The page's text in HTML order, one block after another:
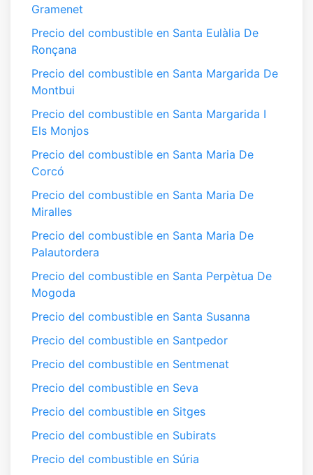
Gramenet
Precio del combustible en Santa Eulàlia De
Ronçana
Precio del combustible en Santa Margarida De
Montbui
Precio del combustible en Santa Margarida I
Els Monjos
Precio del combustible en Santa Maria De
Corcó
Precio del combustible en Santa Maria De
Miralles
Precio del combustible en Santa Maria De
Palautordera
Precio del combustible en Santa Perpètua De
Mogoda
Precio del combustible en Santa Susanna
Precio del combustible en Santpedor
Precio del combustible en Sentmenat
Precio del combustible en Seva
Precio del combustible en Sitges
Precio del combustible en Subirats
Precio del combustible en Súria